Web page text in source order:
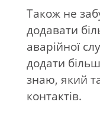
Також не
додавати
аварійної
додати
знаю, який
контактів.